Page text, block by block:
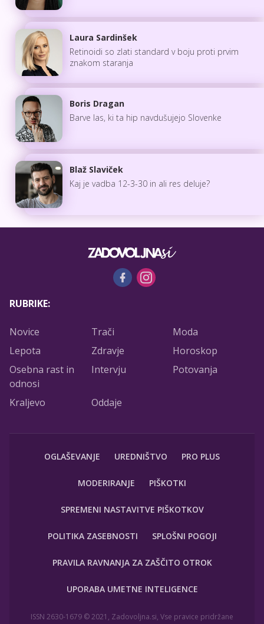
Laura Sardinšek
Retinoidi so zlati standard v boju proti prvim
znakom staranja
Boris Dragan
Barve las, ki ta hip navdušujejo Slovenke
Blaž Slaviček
Kaj je vadba 12-3-30 in ali res deluje?
RUBRIKE:
Novice Trači
Moda
Lepota
Zdravje
Horoskop
Osebna rast in
odnosi
Intervju Potovanja
Kraljevo Oddaje
OGLAŠEVANJE UREDNIŠTVO PRO PLUS
MODERIRANJE PIŠKOTKI
SPREMENI NASTAVITVE PIŠKOTKOV
POLITIKA ZASEBNOSTI SPLOŠNI POGOJI
PRAVILA RAVNANJA ZA ZAŠČITO OTROK
UPORABA UMETNE INTELIGENCE
ISSN 2630-1679 © 2021, Zadovoljna.si, Vse pravice pridržane